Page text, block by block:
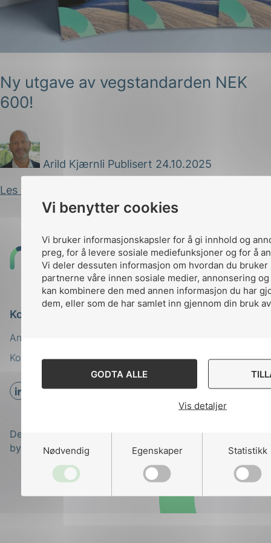
Vi benytter cookies
Vi bruker informasjonskapsler for å gi innhold og
preg, for å levere sosiale mediefunksjoner og for å
Vi deler dessuten informasjon om hvordan du
partnerne våre innen sosiale medier, annonsering
kan kombinere den med annen informasjon du har
dem, eller som de har samlet inn gjennom din bruk
GODTA ALLE
Vis detaljer
Nødvendig Egenskaper Statistikk
Ny utgave av vegstandarden NEK
600!
Arild Kjærnli Publisert 24.10.2025
Les innlegg
Kontakt oss
Ansatte
nek@nek.no
Kontakt
Designed and developed
by
Stem Agency
Til
toppen